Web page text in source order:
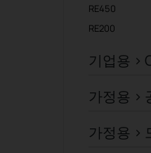
RE450
RE200
기업용 >
가정용 >
가정용 >